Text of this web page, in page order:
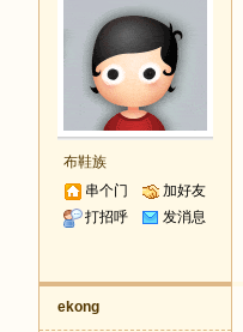
布鞋族
串个门
加好友
打招呼
发消息
ekong